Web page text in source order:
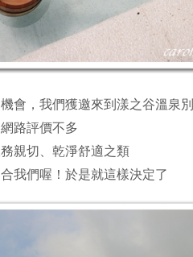
會，我們獲邀來到漾之谷溫泉
路評價不多
親切、乾淨舒適之類
我們喔！於是就這樣決定了